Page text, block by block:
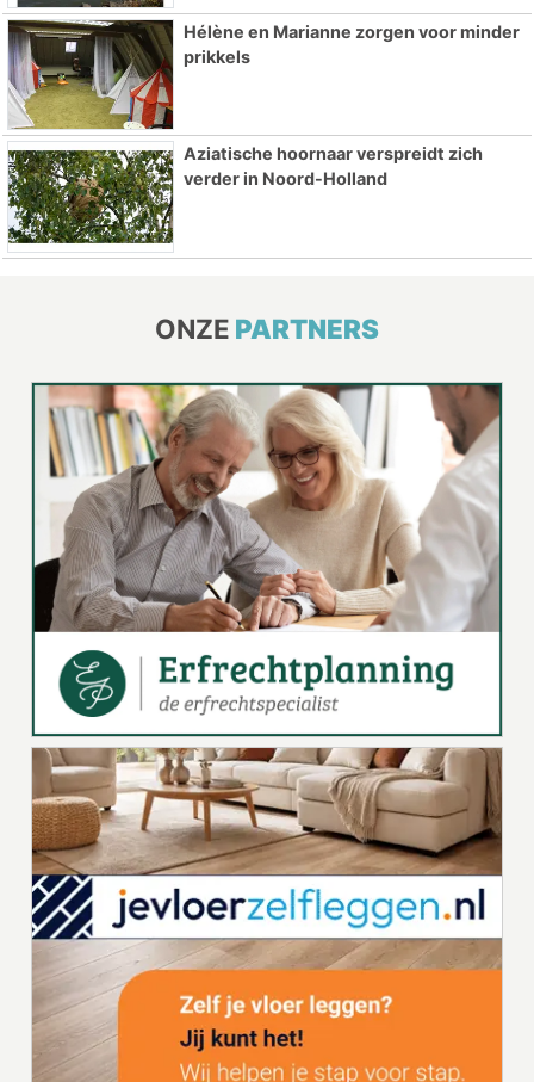
Hélène en Marianne zorgen voor minder
prikkels
Aziatische hoornaar verspreidt zich
verder in Noord-Holland
ONZE PARTNERS